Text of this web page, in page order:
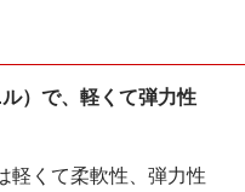
）で、軽くて弾力性
軽くて柔軟性、弾力性